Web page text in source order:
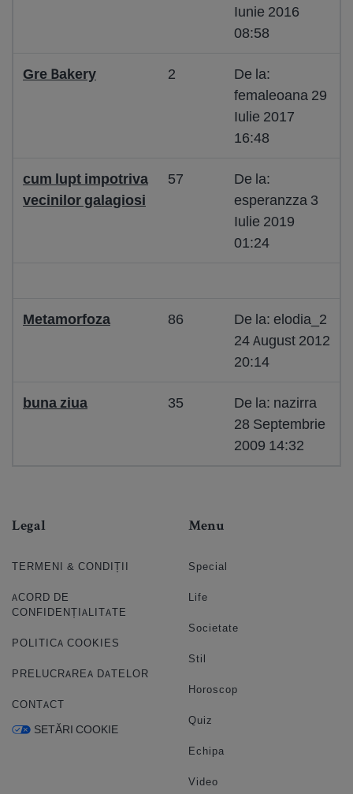
Iunie 2016
08:58
Gre Bakery 2
De la:
femaleoana 29
Iulie 2017
16:48
cum lupt impotriva
vecinilor galagiosi
57
De la:
esperanzza 3
Iulie 2019
01:24
Metamorfoza 86
De la: elodia_2
24 August 2012
20:14
buna ziua 35
De la: nazirra
28 Septembrie
2009 14:32
Legal
TERMENI & CONDIȚII
ACORD DE
CONFIDENȚIALITATE
POLITICA COOKIES
PRELUCRAREA DATELOR
CONTACT
SETĂRI COOKIE
Menu
Special
Life
Societate
Stil
Horoscop
Quiz
Echipa
Video